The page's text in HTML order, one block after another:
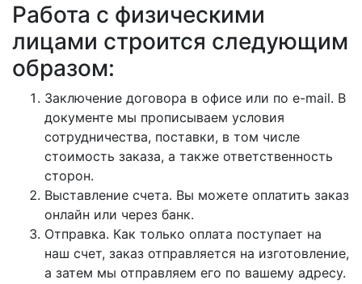
Работа с физическими
лицами строится следующим
образом:
Заключение договора в офисе или по e-mail. В
документе мы прописываем условия
сотрудничества, поставки, в том числе
стоимость заказа, а также ответственность
сторон.
Выставление счета. Вы можете оплатить заказ
онлайн или через банк.
Отправка. Как только оплата поступает на
наш счет, заказ отправляется на изготовление,
а затем мы отправляем его по вашему адресу.